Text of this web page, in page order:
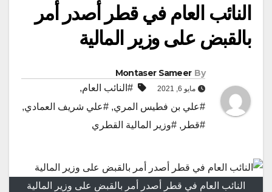
النائب العام في قطر أصدر أمر
بالقبض على وزير المالية
By
Montaser Sameer
مايو 6, 2021 #النائب العام,
#علي بن فطيس المري, #علي شريف العمادي,
#قطر , #وزير المالية القطري
النائب العام في قطر أصدر أمر بالقبض على وزير المالية